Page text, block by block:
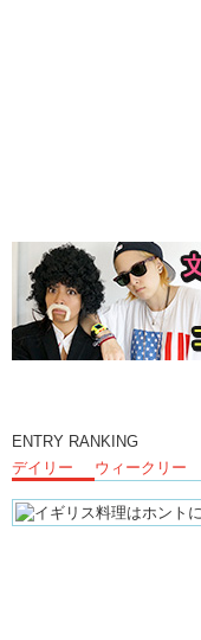
ENTRY RANKING
デイリー
ウィークリー